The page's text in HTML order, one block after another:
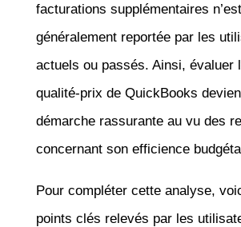
facturations supplémentaires n’est
généralement reportée par les
actuels ou passés. Ainsi, évaluer
qualité-prix de QuickBooks
démarche rassurante au vu des
concernant son efficience
Pour compléter cette analyse,
points clés relevés par les